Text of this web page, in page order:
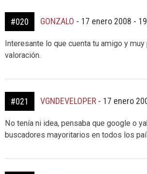
#020 GONZALO - 17 enero 2008 -
Interesante lo que cuenta tu amigo y muy
valoración.
#021 VGNDEVELOPER - 17 enero
No tenía ni idea, pensaba que google o
buscadores mayoritarios en todos los